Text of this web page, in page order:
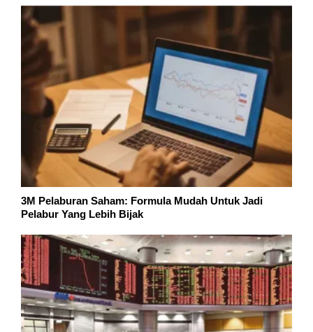
3M Pelaburan Saham: Formula Mudah Untuk Jadi
Pelabur Yang Lebih Bijak